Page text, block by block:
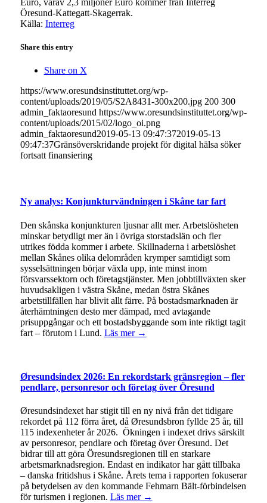
Öresund-Kattegatt-Skagerrak.
Källa: Interreg
Share this entry
Share on X
https://www.oresundsinstituttet.org/wp-
content/uploads/2019/05/S2A8431-300x200.jpg 200 300
admin_faktaoresund https://www.oresundsinstituttet.org/wp-
content/uploads/2015/02/logo_oi.png
admin_faktaoresund2019-05-13 09:47:372019-05-13
09:47:37Gränsöverskridande projekt för digital hälsa söker
fortsatt finansiering
Ny analys: Konjunkturvändningen i Skåne tar fart
Den skånska konjunkturen ljusnar allt mer. Arbetslösheten
minskar betydligt mer än i övriga storstadslän och fler
utrikes födda kommer i arbete. Skillnaderna i arbetslöshet
mellan Skånes olika delområden krymper samtidigt som
sysselsättningen börjar växla upp, inte minst inom
försvarssektorn och företagstjänster. Men jobbtillväxten sker
huvudsakligen i västra Skåne, medan östra Skånes
arbetstillfällen har blivit allt färre. På bostadsmarknaden är
återhämtningen desto mer dämpad, med avtagande
prisuppgångar och ett bostadsbyggande som inte riktigt tagit
fart – förutom i Lund. Läs mer →
Øresundsindex 2026: En rekordstark gränsregion – fler
pendlare, personresor och företag över Öresund
Øresundsindexet har stigit till en ny nivå från det tidigare
rekordet på 112 förra året, då Øresundsbron fyllde 25 år, till
115 indexenheter år 2026. Ökningen i indexet drivs särskilt
av personresor, pendlare och företag över Öresund. Det
bidrar till att göra Öresundsregionen till en starkare
arbetsmarknadsregion. Endast en indikator har gått tillbaka
– danska fritidshus i Skåne. Årets tema i rapporten fokuserar
på betydelsen av den kommande Fehmarn Bält-förbindelsen
för turismen i regionen. Läs mer →